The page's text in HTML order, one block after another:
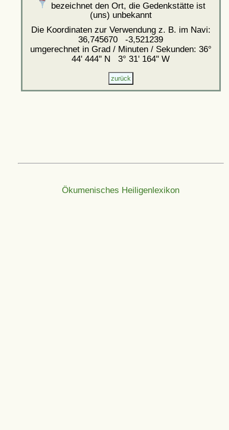
bezeichnet den Ort, die Gedenkstätte ist
(uns) unbekannt
Die Koordinaten zur Verwendung z. B. im Navi:
36,745670 -3,521239
umgerechnet in Grad / Minuten / Sekunden: 36°
44' 444'' N 3° 31' 164'' W
Ökumenisches Heiligenlexikon